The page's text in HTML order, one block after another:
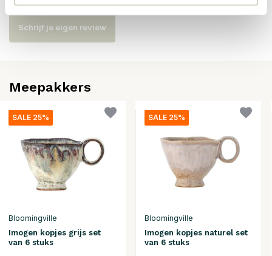
Schrijf je eigen review
Meepakkers
SALE 25%
Bloomingville
Imogen kopjes grijs set
van 6 stuks
SALE 25%
Bloomingville
Imogen kopjes naturel set
van 6 stuks